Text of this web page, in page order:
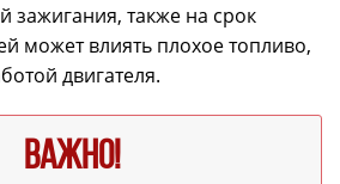
зажигания, также на срок
может влиять плохое топливо,
двигателя.
ВАЖНО!